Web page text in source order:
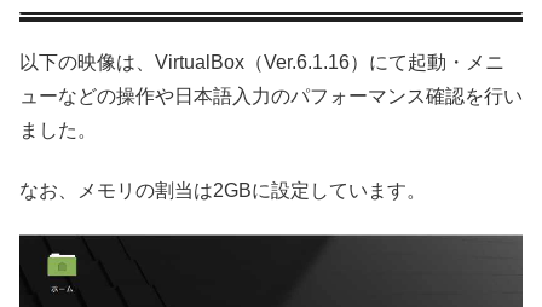
以下の映像は、VirtualBox（Ver.6.1.16）にて起動・メニ
ューなどの操作や日本語入力のパフォーマンス確認を行い
ました。
なお、メモリの割当は2GBに設定しています。